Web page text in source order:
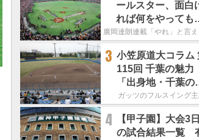
ールスター、面白
れば何をやっても
いという発想は大
廣岡達朗連載「やれ」と言え
3 小笠原道大コラム
115回 千葉の魅力
「出身地・千葉の
の続き。昔から野
す」
ガッツのフルスイング
4
【甲子園】大会3
の試合結果一覧